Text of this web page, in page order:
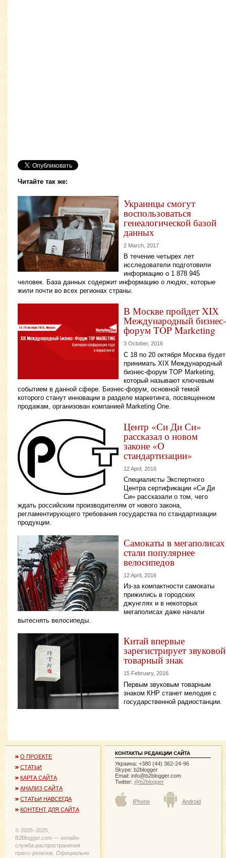
Читайте так же:
Украинцы смогут
воспользоваться
генеалогической базой
данных
2 March, 2017
В течение четырех лет
исследователи подготовили
информацию о 1 878 945
человек. База данных содержит информацию о людях, которые
жили почти во всех регионах страны.
В Москве пройдет XIХ
Международный бизнес-
форум TOP Marketing
3 October, 2016
С 18 по 20 октября Москва будет
принимать XIХ Международный
бизнес-форум TOP Marketing,
который называют ключевым
событием в данной сфере. Бизнес-форум, основной темой
которого станут инновации в разделе маркетинга, посвященном
продажам, организован компанией Marketing One.
Центр «Си Ди Си»
рассказал о новом
законе «О
стандартизации»
12 April, 2016
Специалисты Экспертного
Центра сертификации «Си Ди
Си» рассказали о том, чего
ждать российским производителям от нового закона,
регламентирующего требования государства по стандартизации
продукции.
Самокаты в мегаполисах
стали популярнее
велосипедов
12 April, 2016
Из-за компактности самокаты
прижились в городских
джунглях и в некоторых
мегаполисах даже начали
вытеснять велосипеды.
Китай впервые
зарегистрирует звуковой
товарный знак
15 February, 2016
Первым звуковым товарным
знаком КНР станет мелодия с
государственной радиостанции.
О ПРОЕКТЕ
СТАТЬИ
КАРТА САЙТА
АНАЛИЗ САЙТА
СТАТЬИ НАВСЕГДА
КОНТЕНТ ДЛЯ САЙТА
© 2005−2025,
B2Blogger.com — онлайн-
служба распространения
пресс-релизов. Официально
КОНТАКТЫ РЕДАКЦИИ САЙТА
Украина: +380 (44) 362-24-96
Skype: b2blogger
Email: info@b2blogger.com
Twitter: @b2blogger
IPhone Android